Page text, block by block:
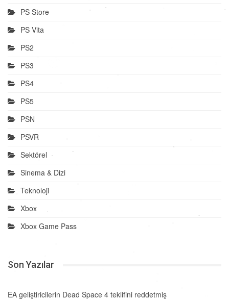
PS Store
PS Vita
PS2
PS3
PS4
PS5
PSN
PSVR
Sektörel
Sinema & Dizi
Teknoloji
Xbox
Xbox Game Pass
Son Yazılar
EA geliştiricilerin Dead Space 4 teklifini reddetmiş